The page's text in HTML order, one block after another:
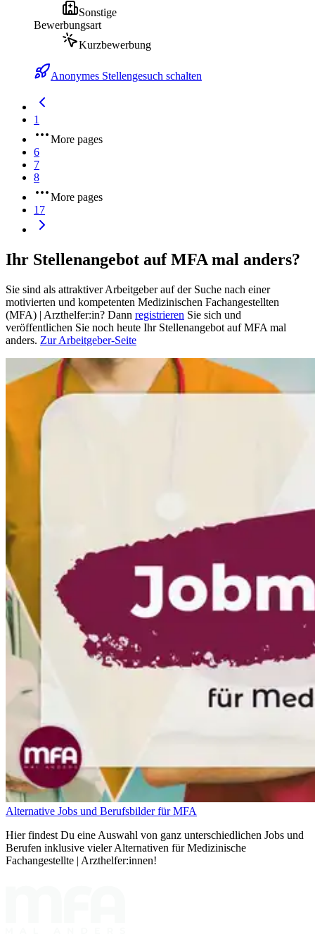
Sonstige
Bewerbungsart
Kurzbewerbung
Anonymes Stellengesuch schalten
1
More pages
6
7
8
More pages
17
Ihr Stellenangebot auf MFA mal anders?
Sie sind als attraktiver Arbeitgeber auf der Suche nach einer
motivierten und kompetenten Medizinischen Fachangestellten
(MFA) | Arzthelfer:in? Dann registrieren Sie sich und
veröffentlichen Sie noch heute Ihr Stellenangebot auf MFA mal
anders. Zur Arbeitgeber-Seite
Alternative Jobs und Berufsbilder für MFA
Hier findest Du eine Auswahl von ganz unterschiedlichen Jobs und
Berufen inklusive vieler Alternativen für Medizinische
Fachangestellte | Arzthelfer:innen!